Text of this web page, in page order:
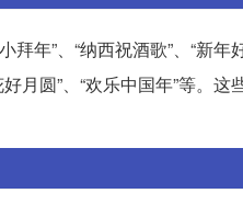
拜年”、“纳西祝酒歌”、“新
好月圆”、“欢乐中国年”等